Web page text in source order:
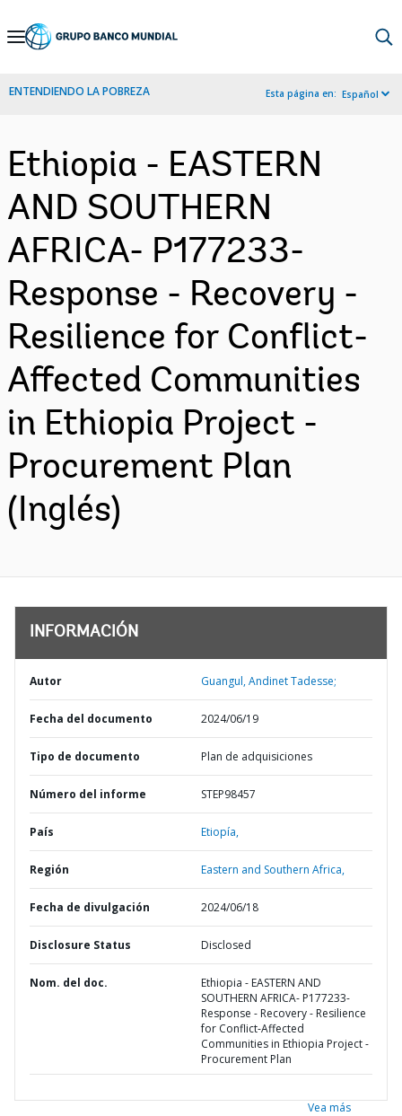
Skip
Navigation
ENTENDIENDO LA POBREZA Esta página en: Español
Ethiopia - EASTERN
AND SOUTHERN
AFRICA- P177233-
Response - Recovery -
Resilience for Conflict-
Affected Communities
in Ethiopia Project -
Procurement Plan
(Inglés)
INFORMACIÓN
Autor Guangul, Andinet Tadesse;
Fecha del documento 2024/06/19
Tipo de documento Plan de adquisiciones
Número del informe STEP98457
País Etiopía,
Región Eastern and Southern Africa,
Fecha de divulgación 2024/06/18
Disclosure Status Disclosed
Nom. del doc.
Ethiopia - EASTERN AND
SOUTHERN AFRICA- P177233-
Response - Recovery - Resilience
for Conflict-Affected
Communities in Ethiopia Project -
Procurement Plan
Vea más